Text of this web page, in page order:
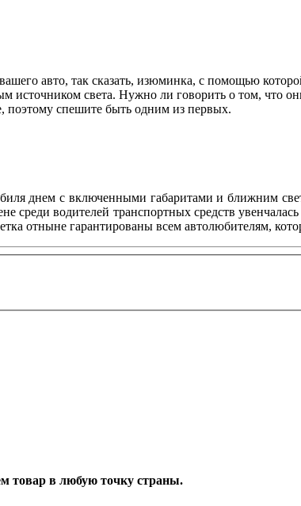
авто, так сказать, изюминка, с помощью
источником света. Нужно ли говорить о том, что
спешите быть одним из первых.
днем с включенными габаритами и ближним
среди водителей транспортных средств
отныне гарантированы всем автолюбителям,
товар в любую точку страны.